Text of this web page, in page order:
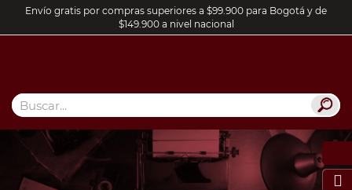
Envío gratis por compras superiores a $99.900 para Bogotá y de
$149.900 a nivel nacional
